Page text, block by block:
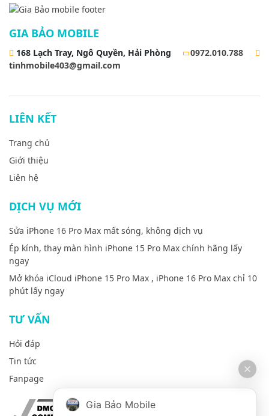
GIA BẢO MOBILE
168 Lạch Tray, Ngô Quyền, Hải Phòng
0972.010.788
tinhmobile403@gmail.com
LIÊN KẾT
Trang chủ
Giới thiệu
Liên hệ
DỊCH VỤ MỚI
Sửa iPhone 16 Pro Max mất sóng, không dịch vụ
Ép kính, thay màn hình iPhone 15 Pro Max chính hãng lấy
ngay
Mở khóa iCloud iPhone 15 Pro Max , iPhone 16 Pro Max chỉ 10
phút lấy ngay
TƯ VẤN
Hỏi đáp
Tin tức
Fanpage
Gia Bảo Mobile